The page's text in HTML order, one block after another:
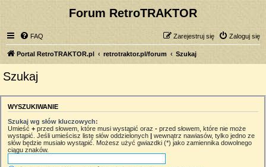
Forum RetroTRAKTOR
FAQ Zaloguj się
Zarejestruj się
Portal RetroTRAKTOR.pl retrotraktor.pl/forum Szukaj
Szukaj
WYSZUKIWANIE
Szukaj wg słów kluczowych:
Umieść + przed słowem, które musi wystąpić oraz - przed słowem, które nie może
wystąpić. Jeśli umieścisz listę słów oddzielonych | wewnątrz nawiasów, tylko jedno ze
słów będzie musiało wystąpić. Możesz użyć gwiazdki (*) jako zamiennika dowolnego
ciągu znaków.